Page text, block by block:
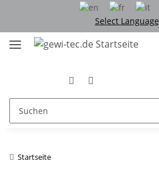
Select Language
Startseite